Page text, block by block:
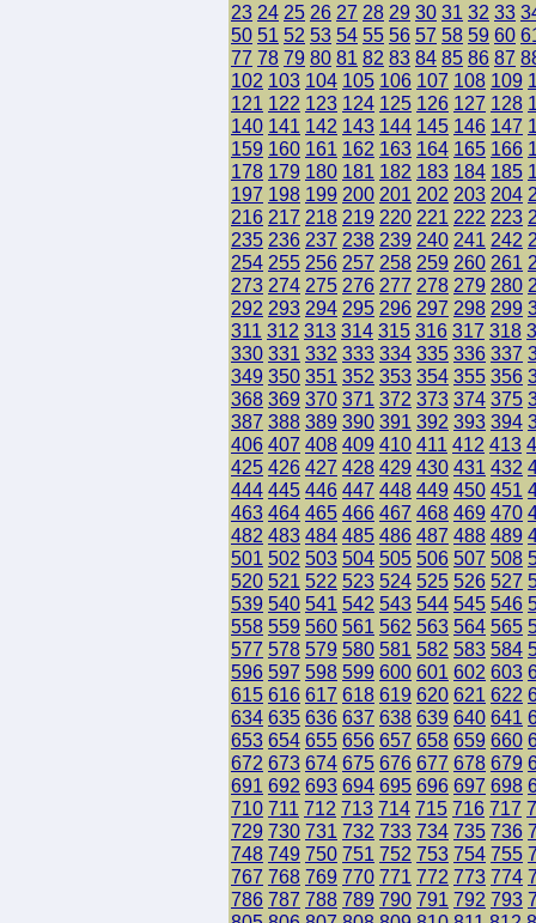
23 24 25 26 27 28 29 30 31 32 33
50 51 52 53 54 55 56 57 58 59 60
77 78 79 80 81 82 83 84 85 86 87
102 103 104 105 106 107 108 109
121 122 123 124 125 126 127 128
140 141 142 143 144 145 146 147
159 160 161 162 163 164 165 166
178 179 180 181 182 183 184 185
197 198 199 200 201 202 203 204
216 217 218 219 220 221 222 223
235 236 237 238 239 240 241 242
254 255 256 257 258 259 260 261
273 274 275 276 277 278 279 280
292 293 294 295 296 297 298 299
311 312 313 314 315 316 317 318
330 331 332 333 334 335 336 337
349 350 351 352 353 354 355 356
368 369 370 371 372 373 374 375
387 388 389 390 391 392 393 394
406 407 408 409 410 411 412 413
425 426 427 428 429 430 431 432
444 445 446 447 448 449 450 451
463 464 465 466 467 468 469 470
482 483 484 485 486 487 488 489
501 502 503 504 505 506 507 508
520 521 522 523 524 525 526 527
539 540 541 542 543 544 545 546
558 559 560 561 562 563 564 565
577 578 579 580 581 582 583 584
596 597 598 599 600 601 602 603
615 616 617 618 619 620 621 622
634 635 636 637 638 639 640 641
653 654 655 656 657 658 659 660
672 673 674 675 676 677 678 679
691 692 693 694 695 696 697 698
710 711 712 713 714 715 716 717
729 730 731 732 733 734 735 736
748 749 750 751 752 753 754 755
767 768 769 770 771 772 773 774
786 787 788 789 790 791 792 793